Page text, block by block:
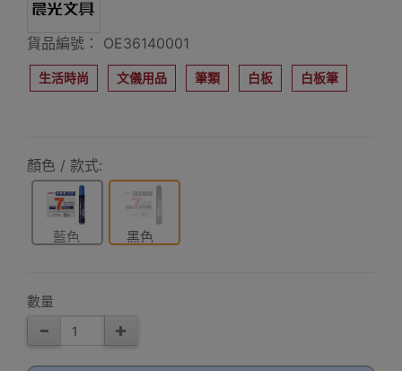
貨品編號： OE36140001
生活時尚 文儀用品 筆類 白板 白板筆
顏色 / 款式:
藍色 黑色
數量